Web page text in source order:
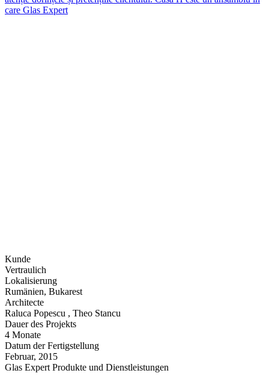
Kunde
Vertraulich
Lokalisierung
Rumänien, Bukarest
Architecte
Raluca Popescu , Theo Stancu
Dauer des Projekts
4 Monate
Datum der Fertigstellung
Februar, 2015
Glas Expert Produkte und Dienstleistungen